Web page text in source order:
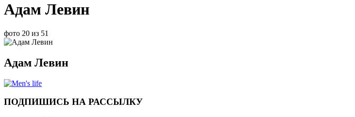
Адам Левин
фото 20 из 51
Адам Левин
ПОДПИШИСЬ НА РАССЫЛКУ